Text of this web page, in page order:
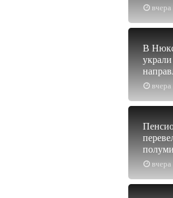
вчера
вчера
В
вчера